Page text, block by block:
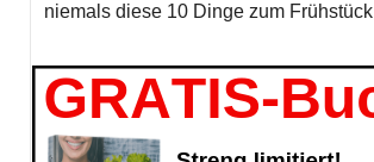
niemals diese 10 Dinge zum Frühstück